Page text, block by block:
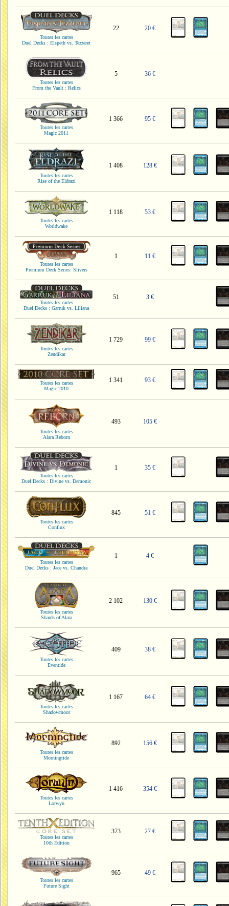
Toutes les cartes
Duel Decks : Elspeth vs. Tezzeret
22 20 €
Toutes les cartes
From the Vault : Relics
5 36 €
Toutes les cartes
Magic 2011
1 366 95 €
Toutes les cartes
Rise of the Eldrazi
1 408 128 €
Toutes les cartes
Worldwake
1 118 53 €
Toutes les cartes
Premium Deck Series: Slivers
1 11 €
Toutes les cartes
Duel Decks : Garruk vs. Liliana
51 3 €
Toutes les cartes
Zendikar
1 729 99 €
Toutes les cartes
Magic 2010
1 341 93 €
Toutes les cartes
Alara Reborn
493 105 €
Toutes les cartes
Duel Decks : Divine vs. Demonic
1 35 €
Toutes les cartes
Conflux
845 51 €
Toutes les cartes
Duel Decks : Jace vs. Chandra
1 4 €
Toutes les cartes
Shards of Alara
2 102 130 €
Toutes les cartes
Eventide
409 38 €
Toutes les cartes
Shadowmoor
1 167 64 €
Toutes les cartes
Morningtide
892 156 €
Toutes les cartes
Lorwyn
1 416 354 €
Toutes les cartes
10th Edition
373 27 €
Toutes les cartes
Future Sight
965 49 €